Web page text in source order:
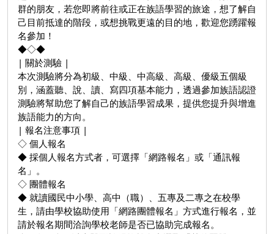
群的朋友，若您即將前往或正在族語學習的旅途，想了解自
己目前抵達的階段，或想挑戰更遠的目的地，歡迎您踴躍報
名參加！
◆◇◆
| 關於測驗 |
本次測驗將分為初級、中級、中高級、高級、優級五個級
別，涵蓋聽、說、讀、寫四項基本能力，透過參加族語認證
測驗將幫助您了解自己的族語學習成果，提供您提升與增進
族語能力的方向。
| 報名注意事項 |
◇ 個人報名
◆ 採個人報名方式者，可選擇「網路報名」或「通訊報
名」。
◇ 團體報名
◆ 就讀國民中小學、高中（職）、五專及二專之在校學
生，請由學校協助使用「網路團體報名」方式進行報名，並
請於報名期間洽詢學校老師是否已協助完成報名。